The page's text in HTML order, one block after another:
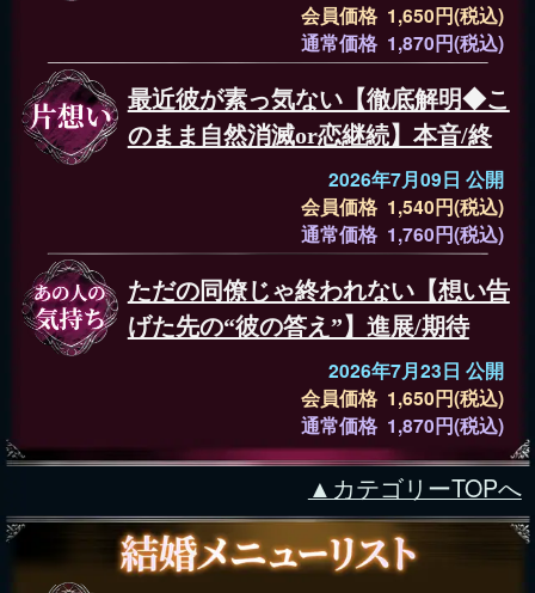
会員価格 1,650円(税込)
通常価格 1,870円(税込)
最近彼が素っ気ない【徹底解明◆こ
のまま自然消滅or恋継続】本音/終
2026年7月09日 公開
会員価格 1,540円(税込)
通常価格 1,760円(税込)
ただの同僚じゃ終われない【想い告
げた先の“彼の答え”】進展/期待
2026年7月23日 公開
会員価格 1,650円(税込)
通常価格 1,870円(税込)
▲カテゴリーTOPへ